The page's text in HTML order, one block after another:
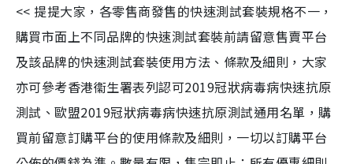
<< 提提大家，各零售商發售的快速測試套裝規格不一，
購買市面上不同品牌的快速測試套裝前請留意售賣平台
及該品牌的快速測試套裝使用方法、條款及細則，大家
亦可參考香港衞生署表列認可2019冠狀病毒病快速抗原
測試、歐盟2019冠狀病毒病快速抗原測試通用名單，購
買前留意訂購平台的使用條款及細則，一切以訂購平台